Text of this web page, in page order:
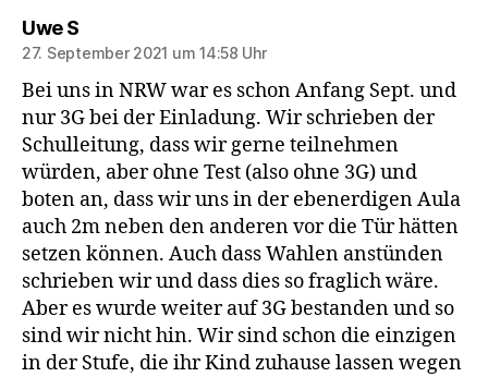
Uwe Ssagt:
27. September 2021 um 14:58 Uhr
Bei uns in NRW war es schon Anfang Sept. und
nur 3G bei der Einladung. Wir schrieben der
Schulleitung, dass wir gerne teilnehmen
würden, aber ohne Test (also ohne 3G) und
boten an, dass wir uns in der ebenerdigen Aula
auch 2m neben den anderen vor die Tür hätten
setzen können. Auch dass Wahlen anstünden
schrieben wir und dass dies so fraglich wäre.
Aber es wurde weiter auf 3G bestanden und so
sind wir nicht hin. Wir sind schon die einzigen
in der Stufe, die ihr Kind zuhause lassen wegen